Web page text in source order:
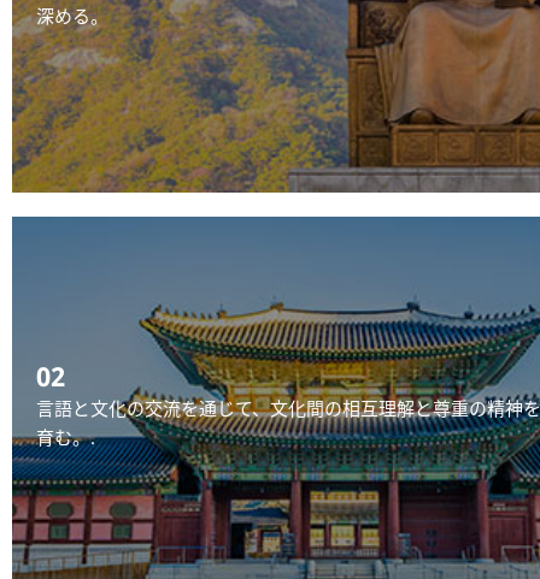
深める。
02
言語と文化の交流を通じて、文化間の相互理解と尊重の精神を
育む。.